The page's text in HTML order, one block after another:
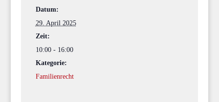
Datum:
29. April 2025
Zeit:
10:00 - 16:00
Kategorie:
Familienrecht